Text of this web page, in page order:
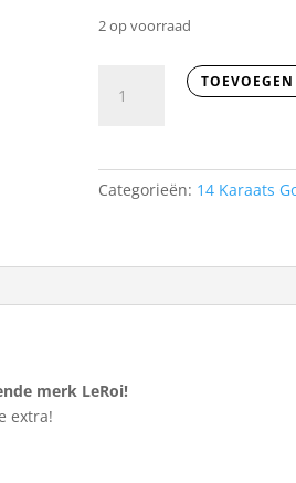
2 op voorraad
Categorieën: 14 Karaats
merk LeRoi!
extra!